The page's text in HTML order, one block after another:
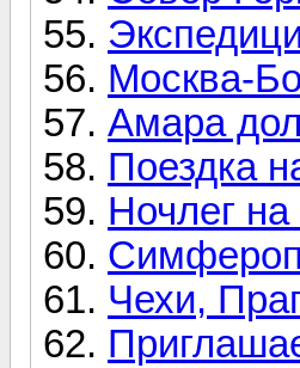
Москва-
Амара
Поездка
Ночлег
Чехи,